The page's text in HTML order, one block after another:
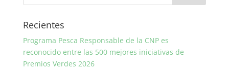
Recientes
Programa Pesca Responsable de la CNP es
reconocido entre las 500 mejores iniciativas de
Premios Verdes 2026